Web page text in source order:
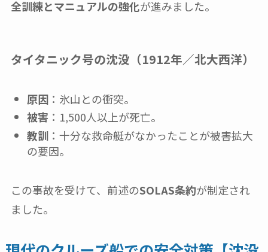
全訓練とマニュアルの強化が進みました。
タイタニック号の沈没（1912年／北大西洋）
原因：氷山との衝突。
被害 ：1,500人以上が死亡。
教訓：十分な救命艇がなかったことが被害拡大
の要因。
この事故を受けて、前述のSOLAS条約が制定され
ました。